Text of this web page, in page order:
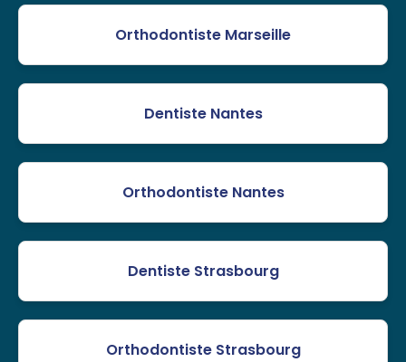
Orthodontiste Marseille
Dentiste Nantes
Orthodontiste Nantes
Dentiste Strasbourg
Orthodontiste Strasbourg